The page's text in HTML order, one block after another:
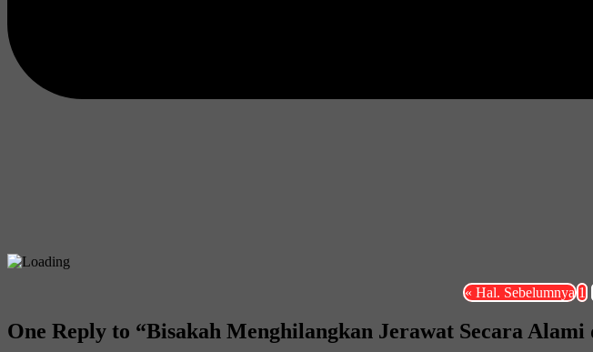
« Hal. Sebelumnya 1
One Reply to “Bisakah Menghilangkan Jerawat Secara